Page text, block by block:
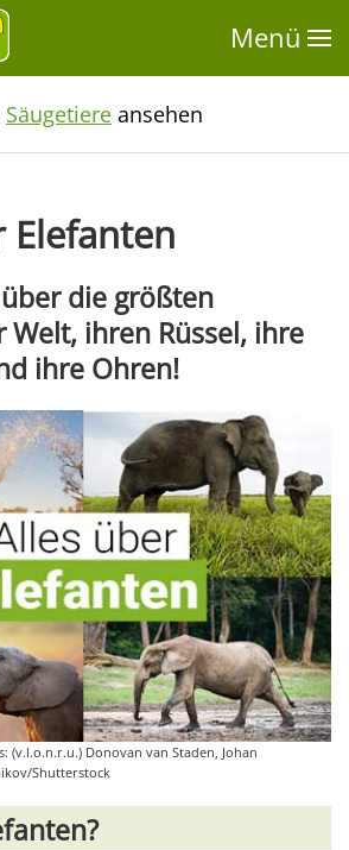
Menü
Säugetiere ansehen
Elefanten
die größten
Welt, ihren Rüssel, ihre
ihre Ohren!
(v.l.o.n.r.u.) Donovan van Staden, Johan
Shutterstock